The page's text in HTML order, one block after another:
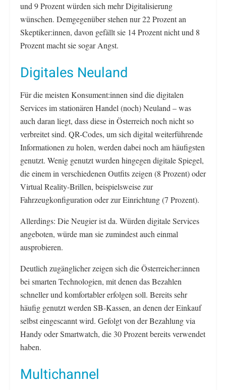
und 9 Prozent würden sich mehr Digitalisierung
wünschen. Demgegenüber stehen nur 22 Prozent an
Skeptiker:innen, davon gefällt sie 14 Prozent nicht und 8
Prozent macht sie sogar Angst.
Digitales Neuland
Für die meisten Konsument:innen sind die digitalen
Services im stationären Handel (noch) Neuland – was
auch daran liegt, dass diese in Österreich noch nicht so
verbreitet sind. QR-Codes, um sich digital weiterführende
Informationen zu holen, werden dabei noch am häufigsten
genutzt. Wenig genutzt wurden hingegen digitale Spiegel,
die einem in verschiedenen Outfits zeigen (8 Prozent) oder
Virtual Reality-Brillen, beispielsweise zur
Fahrzeugkonfiguration oder zur Einrichtung (7 Prozent).
Allerdings: Die Neugier ist da. Würden digitale Services
angeboten, würde man sie zumindest auch einmal
ausprobieren.
Deutlich zugänglicher zeigen sich die Österreicher:innen
bei smarten Technologien, mit denen das Bezahlen
schneller und komfortabler erfolgen soll. Bereits sehr
häufig genutzt werden SB-Kassen, an denen der Einkauf
selbst eingescannt wird. Gefolgt von der Bezahlung via
Handy oder Smartwatch, die 30 Prozent bereits verwendet
haben.
Multichannel